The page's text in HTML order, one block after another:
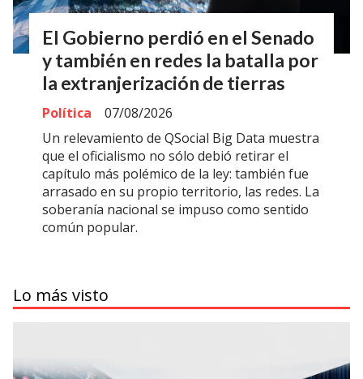
El Gobierno perdió en el Senado
y también en redes la batalla por
la extranjerización de tierras
Política
07/08/2026
Un relevamiento de QSocial Big Data muestra
que el oficialismo no sólo debió retirar el
capítulo más polémico de la ley: también fue
arrasado en su propio territorio, las redes. La
soberanía nacional se impuso como sentido
común popular.
Lo más visto